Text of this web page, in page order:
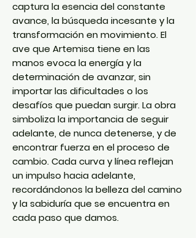
captura la esencia del constante
avance, la búsqueda incesante y la
transformación en movimiento. El
ave que Artemisa tiene en las
manos evoca la energía y la
determinación de avanzar, sin
importar las dificultades o los
desafíos que puedan surgir. La obra
simboliza la importancia de seguir
adelante, de nunca detenerse, y de
encontrar fuerza en el proceso de
cambio. Cada curva y línea reflejan
un impulso hacia adelante,
recordándonos la belleza del camino
y la sabiduría que se encuentra en
cada paso que damos.